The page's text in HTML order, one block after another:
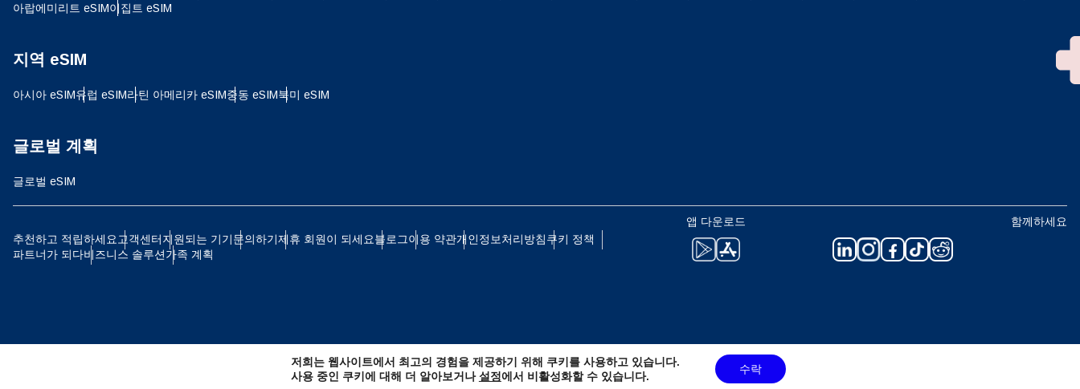
아랍에미리트 eSIM이집트 eSIM
지역 eSIM
아시아 eSIM유럽 ​​eSIM라틴 아메리카 eSIM중동 eSIM북미 eSIM
글로벌 계획
글로벌 eSIM
추천하고 적립하세요고객센터지원되는 기기문의하기제휴 회원이 되세요블로그이용 약관개인정보처리방침쿠키 정책
파트너가 되다비즈니스 솔루션가족 계획
앱 다운로드 함께하세요
CHF - 스위스 프랑 NZD - 뉴질랜드 달러
저희는 웹사이트에서 최고의 경험을 제공하기 위해 쿠키를 사용하고 있습니다.
사용 중인 쿠키에 대해 더 알아보거나설정에서 비활성화할 수 있습니다.
수락